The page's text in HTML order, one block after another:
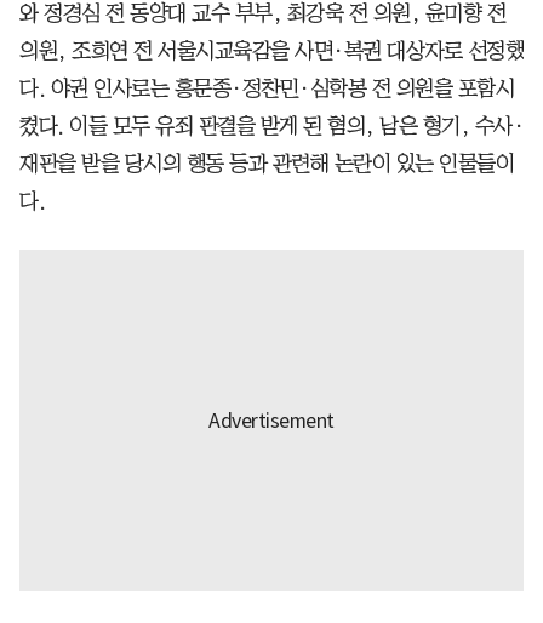
와 정경심 전 동양대 교수 부부, 최강욱 전 의원, 윤미향 전
의원, 조희연 전 서울시교육감을 사면·복권 대상자로 선정했
다. 야권 인사로는 홍문종·정찬민·심학봉 전 의원을 포함시
켰다. 이들 모두 유죄 판결을 받게 된 혐의, 남은 형기, 수사·
재판을 받을 당시의 행동 등과 관련해 논란이 있는 인물들이
다.